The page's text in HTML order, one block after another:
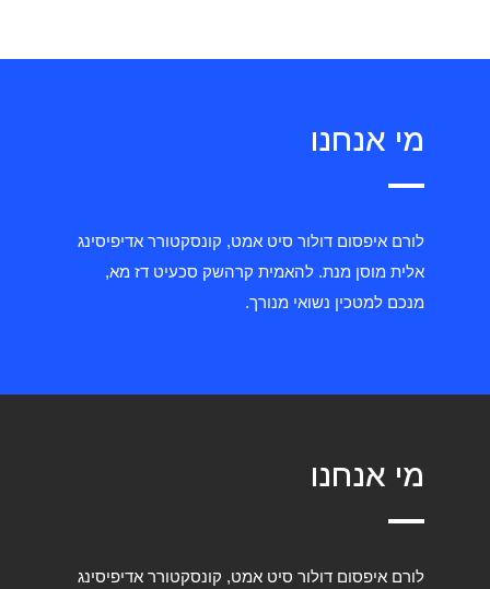
מי אנחנו
לורם איפסום דולור סיט אמט, קונסקטורר אדיפיסינג
אלית מוסן מנת. להאמית קרהשק סכעיט דז מא,
מנכם למטכין נשואי מנורך.
מי אנחנו
לורם איפסום דולור סיט אמט, קונסקטורר אדיפיסינג